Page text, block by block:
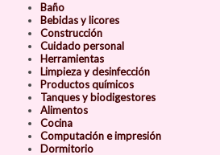
Baño
Bebidas y licores
Construcción
Cuidado personal
Herramientas
Limpieza y desinfección
Productos químicos
Tanques y biodigestores
Alimentos
Cocina
Computación e impresión
Dormitorio